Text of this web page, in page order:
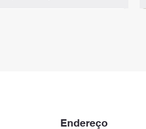
Endereço